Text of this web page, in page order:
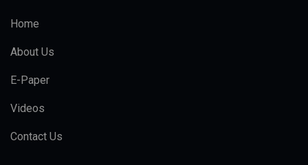
Home
About Us
E-Paper
Videos
Contact Us